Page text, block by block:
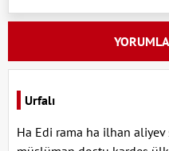
Urfalı
Ha Edi rama ha ilhan